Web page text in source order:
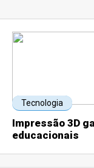
Tecnologia
Impressão 3D
educacionais